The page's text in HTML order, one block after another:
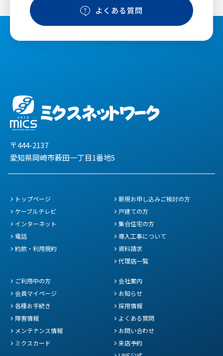
よくある質問
〒444-2137
愛知県岡崎市薮田一丁目1番地5
トップページ
ケーブルテレビ
インターネット
電話
約款・利用規約
新規お申し込みご検討の方
戸建ての方
集合住宅の方
導入工事について
資料請求
代理店一覧
ご利用中の方
会員マイページ
各種お手続き
障害情報
メンテナンス情報
ミクスカード
会社案内
お知らせ
採用情報
よくある質問
お問い合わせ
来店予約